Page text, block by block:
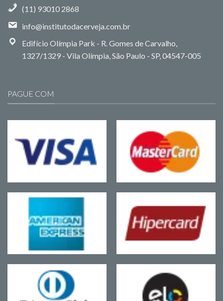
(11) 93010 2868
info@institutodacerveja.com.br
Edifício Olímpia Park - R. Gomes de Carvalho,
1327/1329 - Vila Olímpia, São Paulo - SP, 04547-005
PAGUE COM